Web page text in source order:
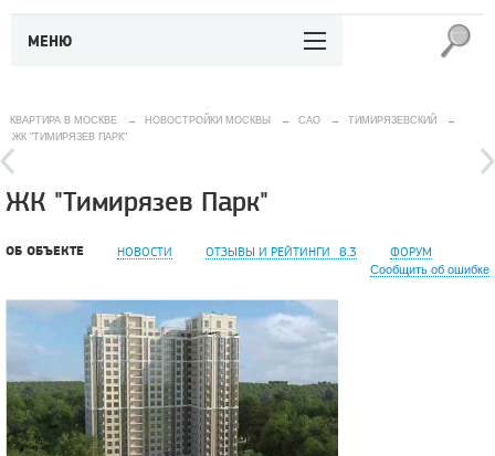
МЕНЮ
КВАРТИРА В МОСКВЕ → НОВОСТРОЙКИ МОСКВЫ → САО → ТИМИРЯЗЕВСКИЙ
→
ЖК "ТИМИРЯЗЕВ ПАРК"
ЖК "Тимирязев Парк"
ОБ ОБЪЕКТЕ НОВОСТИ ОТЗЫВЫ И РЕЙТИНГИ 8.3 ФОРУМ
Сообщить об ошибке